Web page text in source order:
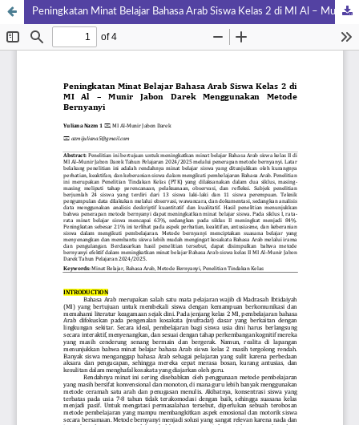
Peningkatan Minat Belajar Bahasa Arab Siswa Kelas 2 di MI Al – Munir Jabon Darek Menggunakan Metode Bernyanyi